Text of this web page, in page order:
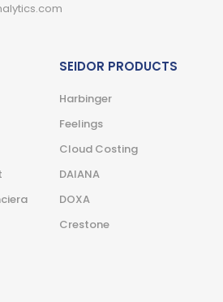
SEIDOR PRODUCTS
Harbinger
Feelings
Cloud Costing
DAIANA
DOXA
Crestone